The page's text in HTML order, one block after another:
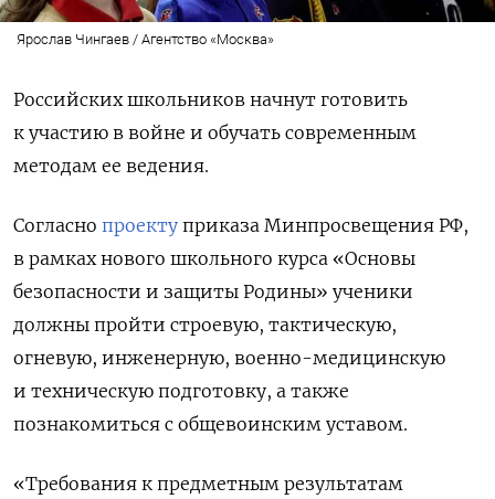
Ярослав Чингаев / Агентство «Москва»
Российских школьников начнут готовить
к участию в войне и обучать современным
методам ее ведения.
Согласно проекту приказа Минпросвещения РФ,
в рамках нового школьного курса «Основы
безопасности и защиты Родины» ученики
должны пройти строевую, тактическую,
огневую, инженерную, военно-медицинскую
и техническую подготовку, а также
познакомиться с общевоинским уставом.
«Требования к предметным результатам